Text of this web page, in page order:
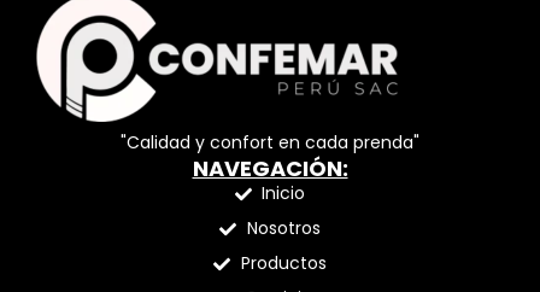
"Calidad y confort en cada prenda"
NAVEGACIÓN:
Inicio
Nosotros
Productos